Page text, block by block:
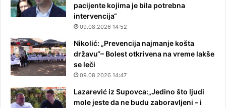
pacijente kojima je bila potrebna
intervencija“
09.08.2026 14:52
Nikolić: „Prevencija najmanje košta
državu“– Bolest otkrivena na vreme lakše
se leči
09.08.2026 14:47
Lazarević iz Supovca:„Jedino što ljudi
mole jeste da ne budu zaboravljeni – i